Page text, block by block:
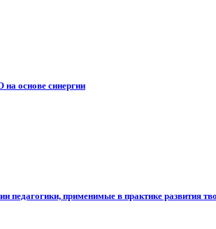
основе синергии
педагогики, применимые в практике развития